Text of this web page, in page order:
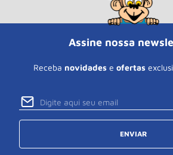
Assine nossa
Receba novidades e ofertas
ENVIAR